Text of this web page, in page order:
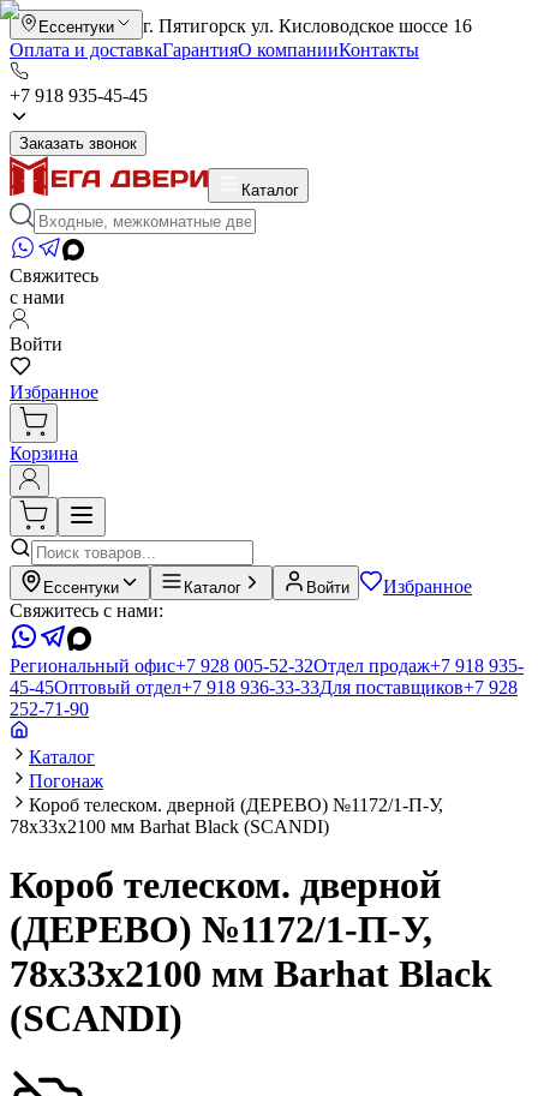
Ессентуки
г. Пятигорск ул. Кисловодское шоссе 16
Оплата и доставкаГарантияО компанииКонтакты
+7 918 935-45-45
Заказать звонок
Каталог
Свяжитесь
с нами
Войти
Избранное
Корзина
Ессентуки Каталог Войти
Избранное
Свяжитесь с нами:
Региональный офис+7 928 005-52-32Отдел продаж+7 918 935-
45-45Оптовый отдел+7 918 936-33-33Для поставщиков+7 928
252-71-90
Каталог
Погонаж
Короб телеском. дверной (ДЕРЕВО) №1172/1-П-У,
78х33х2100 мм Barhat Black (SCANDI)
Короб телеском. дверной
(ДЕРЕВО) №1172/1-П-У,
78х33х2100 мм Barhat Black
(SCANDI)